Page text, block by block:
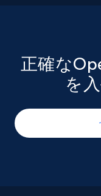
6.7K+
レクティブデータ
全体像をマッピン
題領域を横断して
マークできます。
金援助するかに関
ます。慈善研究者
コミュニティファ
し、季節的な寄付
種類別の平均寄付
正確な
を